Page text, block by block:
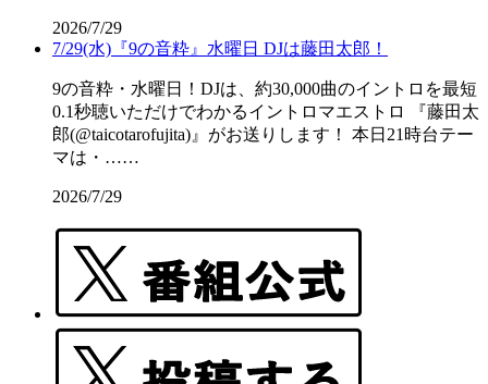
2026/7/29
7/29(水)『9の音粋』水曜日 DJは藤田太郎！
9の音粋・水曜日！DJは、約30,000曲のイントロを最短
0.1秒聴いただけでわかるイントロマエストロ 『藤田太
郎(@taicotarofujita)』がお送りします！ 本日21時台テー
マは・……
2026/7/29